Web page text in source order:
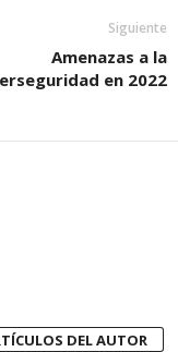
Siguiente
Amenazas a la
en 2022
DEL AUTOR